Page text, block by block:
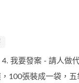
4. 我要發案 - 請人做
100張裝成一袋，